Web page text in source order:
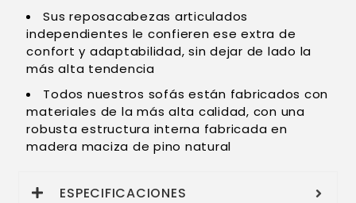
Sus reposacabezas articulados
independientes le confieren ese extra de
confort y adaptabilidad, sin dejar de lado la
más alta tendencia
Todos nuestros sofás están fabricados con
materiales de la más alta calidad, con una
robusta estructura interna fabricada en
madera maciza de pino natural
ESPECIFICACIONES